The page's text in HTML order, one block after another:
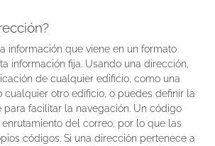
información que viene en un formato
información fija. Usando una dirección,
de cualquier edificio, como una
cualquier otro edificio, o puedes definir la
para facilitar la navegación. Un código
del correo, por lo que las
códigos. Si una dirección pertenece a